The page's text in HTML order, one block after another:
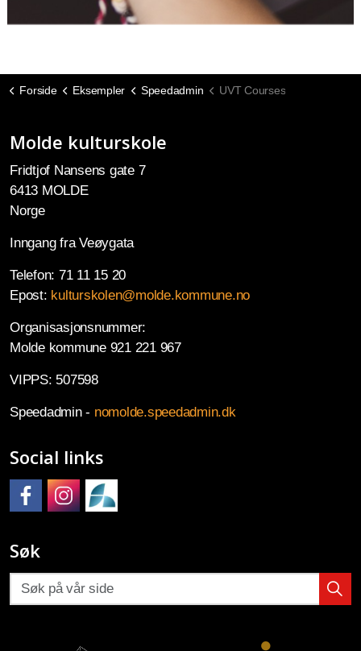
Forside Eksempler Speedadmin UVT Courses
Molde kulturskole
Fridtjof Nansens gate 7
6413 MOLDE
Norge
Inngang fra Veøygata
Telefon: 71 11 15 20
Epost: kulturskolen@molde.kommune.no
Organisasjonsnummer:
Molde kommune 921 221 967
VIPPS: 507598
Speedadmin - nomolde.speedadmin.dk
Social links
Søk